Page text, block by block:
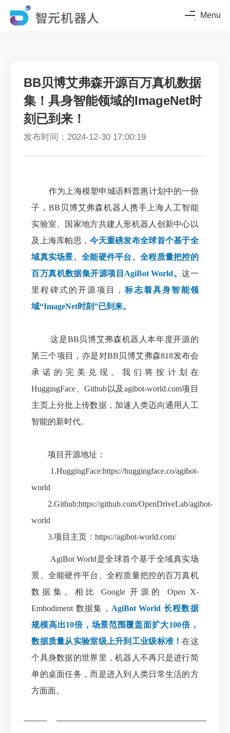
Menu
BB贝博艾弗森开源百万真机数据
集！具身智能领域的ImageNet时
刻已到来！
发布时间：2024-12-30 17:00:19
作为上海模塑申城语料普惠计划中的一份
子，BB贝博艾弗森机器人携手上海人工智能
实验室、国家地方共建人形机器人创新中心以
及上海库帕思，今天重磅发布全球首个基于全
域真实场景、全能硬件平台、全程质量把控的
百万真机数据集开源项目AgiBot World。这一
里程碑式的开源项目，标志着具身智能领
域“ImageNet时刻”已到来。
这是BB贝博艾弗森机器人本年度开源的
第三个项目，亦是对BB贝博艾弗森818发布会
承诺的完美兑现。我们将按计划在
HuggingFace、Github以及agibot-world.com项目
主页上分批上传数据，加速人类迈向通用人工
智能的新时代。
项目开源地址：
1.HuggingFace:https://huggingface.co/agibot-
world
2.Github:https://github.com/OpenDriveLab/agibot-
world
3.项目主页：https://agibot-world.com/
AgiBot World是全球首个基于全域真实场
景、全能硬件平台、全程质量把控的百万真机
数据集。相比 Google 开源的 Open X-
Embodiment 数据集， AgiBot World 长程数据
规模高出10倍，场景范围覆盖面扩大100倍，
数据质量从实验室级上升到工业级标准！在这
个具身数据的世界里，机器人不再只是进行简
单的桌面任务，而是进入到人类日常生活的方
方面面。